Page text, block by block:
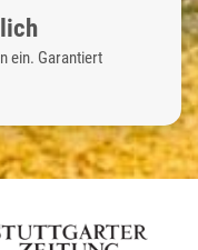
ein. Garantiert